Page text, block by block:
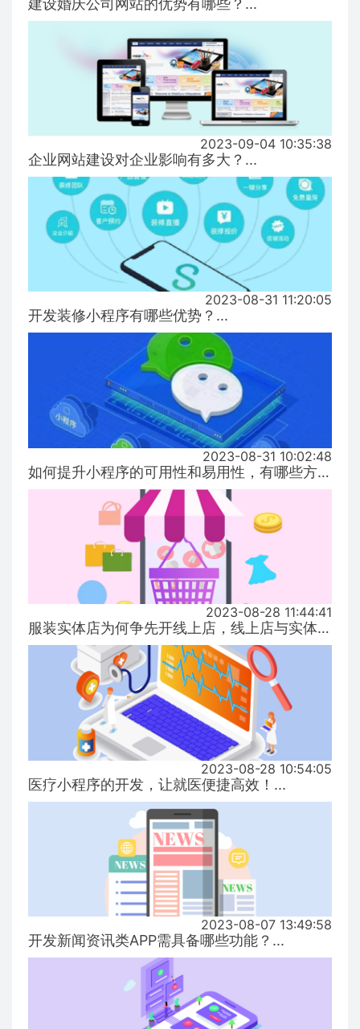
建设婚庆公司网站的优势有哪些？...
2023-09-04 10:35:38
企业网站建设对企业影响有多大？...
2023-08-31 11:20:05
开发装修小程序有哪些优势？...
2023-08-31 10:02:48
如何提升小程序的可用性和易用性，有哪些方式！...
2023-08-28 11:44:41
服装实体店为何争先开线上店，线上店与实体店有什么区别？...
2023-08-28 10:54:05
医疗小程序的开发，让就医便捷高效！...
2023-08-07 13:49:58
开发新闻资讯类APP需具备哪些功能？...